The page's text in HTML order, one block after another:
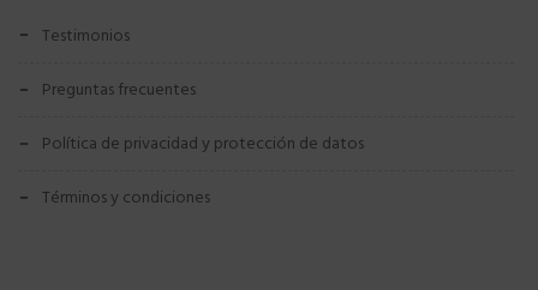
testimonios
preguntas frecuentes
política de privacidad y protección de datos
términos y condiciones